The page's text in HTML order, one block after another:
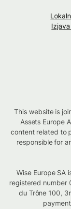
This website is
Assets Europe
content related to
responsible for
Wise Europe SA
registered number
du Trône 100,